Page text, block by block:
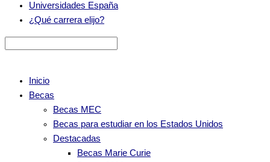
Universidades España
¿Qué carrera elijo?
Inicio
Becas
Becas MEC
Becas para estudiar en los Estados Unidos
Destacadas
Becas Marie Curie